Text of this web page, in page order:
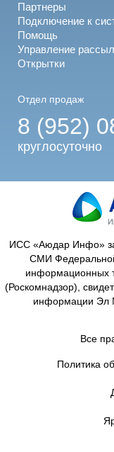
Партнеры
Подключение к
Помощь
Управление
Открытки
Отдел продаж
8 (952)
круглосуточно
ИСС «Аюдар Инфо»
СМИ
информационных
(Роскомнадзор),
информации Эл
Все
Политика